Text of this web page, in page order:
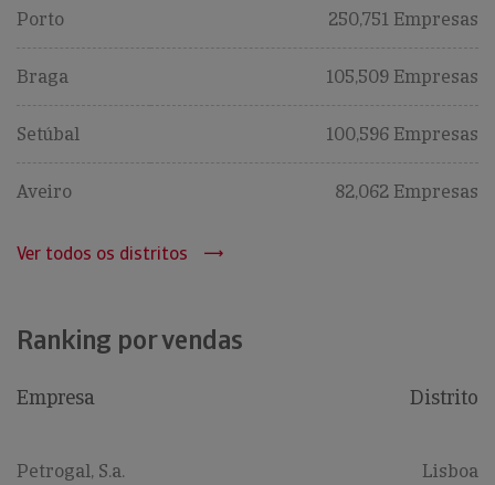
Porto 250,751 Empresas
Braga 105,509 Empresas
Setúbal 100,596 Empresas
Aveiro 82,062 Empresas
Ver todos os distritos
Ranking por vendas
Empresa Distrito
Petrogal, S.a. Lisboa